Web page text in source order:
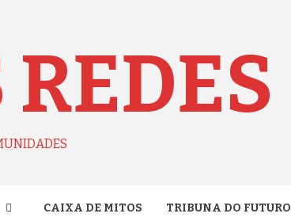
CAIXA DE MITOS TRIBUNA DO FUTURO